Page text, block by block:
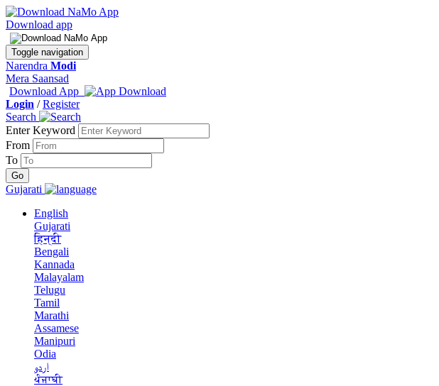
Download app
Toggle navigation
Narendra Modi
Mera Saansad
Download App
Login /Register
Search
Enter Keyword
From
To
Gujarati
English
Gujarati
हिन्दी
Bengali
Kannada
Malayalam
Telugu
Tamil
Marathi
Assamese
Manipuri
Odia
اردو
ਪੰਜਾਬੀ